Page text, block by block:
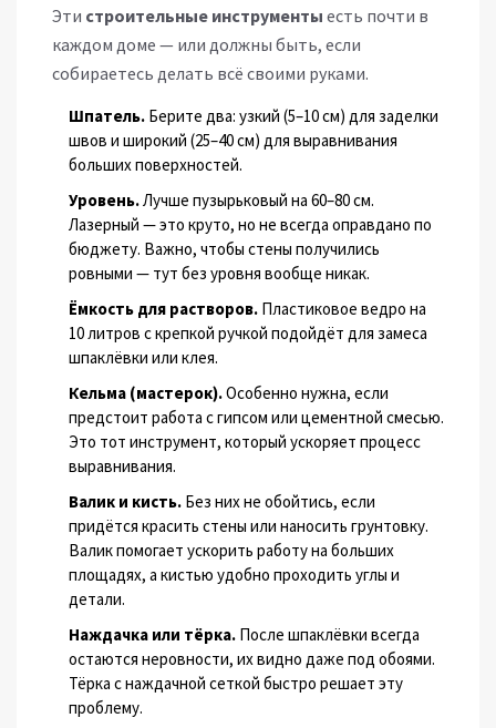
Эти строительные инструменты есть почти в
каждом доме — или должны быть, если
собираетесь делать всё своими руками.
Шпатель. Берите два: узкий (5–10 см) для заделки
швов и широкий (25–40 см) для выравнивания
больших поверхностей.
Уровень.Лучше пузырьковый на 60–80 см.
Лазерный — это круто, но не всегда оправдано по
бюджету. Важно, чтобы стены получились
ровными — тут без уровня вообще никак.
Ёмкость для растворов. Пластиковое ведро на
10 литров с крепкой ручкой подойдёт для замеса
шпаклёвки или клея.
Кельма (мастерок).Особенно нужна, если
предстоит работа с гипсом или цементной смесью.
Это тот инструмент, который ускоряет процесс
выравнивания.
Валик и кисть. Без них не обойтись, если
придётся красить стены или наносить грунтовку.
Валик помогает ускорить работу на больших
площадях, а кистью удобно проходить углы и
детали.
Наждачка или тёрка. После шпаклёвки всегда
остаются неровности, их видно даже под обоями.
Тёрка с наждачной сеткой быстро решает эту
проблему.